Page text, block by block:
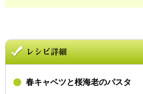
春キャベツと桜海老のパスタ